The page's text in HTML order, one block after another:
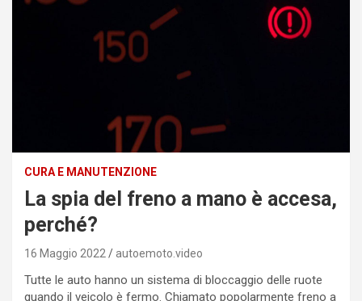
CURA E MANUTENZIONE
La spia del freno a mano è accesa,
perché?
16 Maggio 2022 autoemoto.video
Tutte le auto hanno un sistema di bloccaggio delle ruote
quando il veicolo è fermo. Chiamato popolarmente freno a